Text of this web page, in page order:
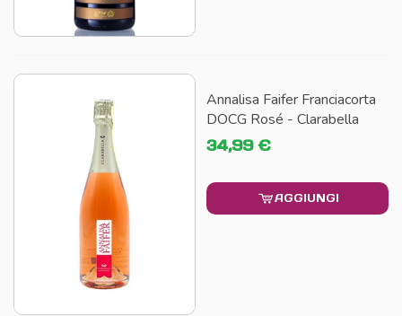
Annalisa Faifer Franciacorta
DOCG Rosé - Clarabella
34,99 €
AGGIUNGI